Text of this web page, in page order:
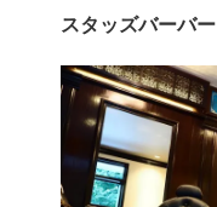
スタッズバーバー